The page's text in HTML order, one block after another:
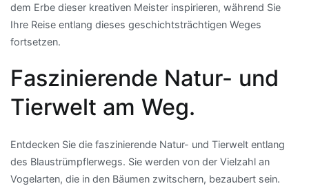
dem Erbe dieser kreativen Meister inspirieren, während Sie
Ihre Reise entlang dieses geschichtsträchtigen Weges
fortsetzen.
Faszinierende Natur- und
Tierwelt am Weg.
Entdecken Sie die faszinierende Natur- und Tierwelt entlang
des Blaustrümpflerwegs. Sie werden von der Vielzahl an
Vogelarten, die in den Bäumen zwitschern, bezaubert sein.